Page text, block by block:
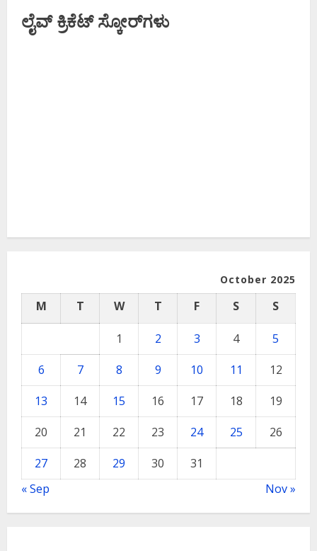
ಸ್ಟಾರ್‌
ನಟ..!
ಲೈವ್ ಕ್ರಿಕೆಟ್ ಸ್ಕೋರ್‌ಗಳು
October 2025
M T W T F S S
1 2 3 4
5
6
7 8 9 10 11
12
13
14 15 16 17 18
19
20
21 22 23 24 25
26
27
28 29 30
31
« Sep
Nov »